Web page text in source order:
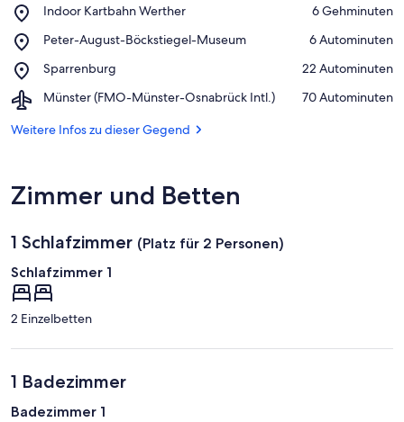
Indoor Kartbahn Werther
Place,
Kartbahn
‪6 Gehminuten‬
Peter-August-Böckstiegel-Museum
Place,
August-
Museum
‪6 Autominuten‬
Sparrenburg
Place,
‪22 Autominuten‬
Münster (FMO-Münster-Osnabrück Intl.)
Airport,
(FMO-
‪70 Autominuten‬
Weitere Infos zu dieser Gegend
Zimmer und Betten
1 Schlafzimmer (Platz für 2 Personen)
Schlafzimmer 1
2 Einzelbetten
1 Badezimmer
Badezimmer 1